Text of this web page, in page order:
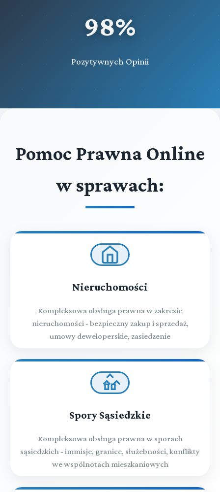
98%
Pozytywnych Opinii
Pomoc Prawna Online
w sprawach:
Nieruchomości
Kompleksowa obsługa prawna w zakresie
nieruchomości - bezpieczny zakup i sprzedaż,
umowy deweloperskie, zasiedzenie
Spory Sąsiedzkie
Kompleksowa obsługa prawna w sporach
sąsiedzkich - immisje, granice, służebności, konflikty
we wspólnotach mieszkaniowych